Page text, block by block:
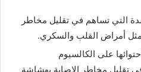
التي تساهم في تقليل مخاطر
مثل أمراض القلب والسكري.
على الكالسيوم
تقليل مخاطر الإصابة بهشاشة